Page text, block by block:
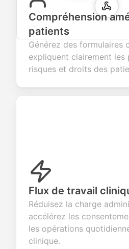
Compréhension
patients
Générez des formulaires
expliquent clairement les
risques et droits des
Flux de travail
Réduisez la charge
accélérez les
les opérations
clinique.